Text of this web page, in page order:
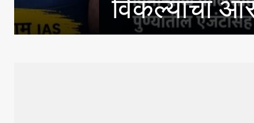
विकल्याचा आरोप